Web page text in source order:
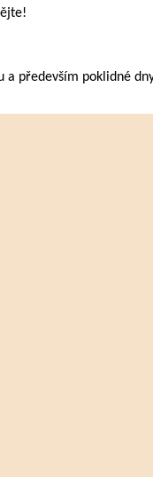
a především poklidné